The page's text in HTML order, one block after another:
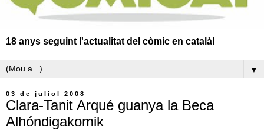
18 anys seguint l'actualitat del còmic en català!
▼
03 de juliol 2008
Clara-Tanit Arqué guanya la Beca
Alhóndigakomik